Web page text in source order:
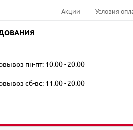
Акции Условия
пн-пт: 10.00 - 20.00
сб-вс: 11.00 - 20.00